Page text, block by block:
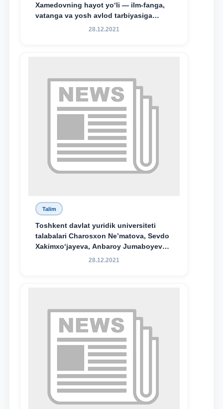
Xamedovning hayot yo‘li — ilm-fanga,
vatanga va yosh avlod tarbiyasiga
sodiqlikning oliy namunasidir”.
28.12.2021
Talim
Toshkent davlat yuridik universiteti
talabalari Charosxon Ne’matova, Sevdo
Xakimxo‘jayeva, Anbaroy Jumaboyeva
hamda TDYU qoshidagi M.S.Vosiqova
bo‘ldi.
28.12.2021